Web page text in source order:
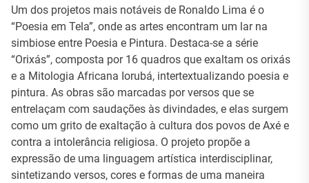
Um dos projetos mais notáveis de Ronaldo Lima é o
“Poesia em Tela”, onde as artes encontram um lar na
simbiose entre Poesia e Pintura. Destaca-se a série
“Orixás”, composta por 16 quadros que exaltam os orixás
e a Mitologia Africana Iorubá, intertextualizando poesia e
pintura. As obras são marcadas por versos que se
entrelaçam com saudações às divindades, e elas surgem
como um grito de exaltação à cultura dos povos de Axé e
contra a intolerância religiosa. O projeto propõe a
expressão de uma linguagem artística interdisciplinar,
sintetizando versos, cores e formas de uma maneira